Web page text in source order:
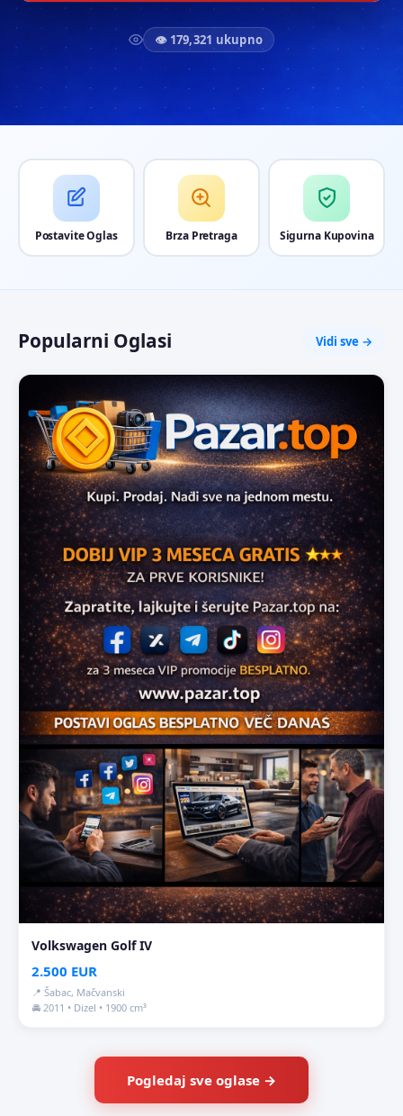
👁 179,321 ukupno
Postavite Oglas Brza Pretraga Sigurna Kupovina
Popularni Oglasi Vidi sve →
Volkswagen Golf IV
2.500 EUR
📍 Šabac, Mačvanski
🚘 2011 • Dizel • 1900 cm³
Pogledaj sve oglase →